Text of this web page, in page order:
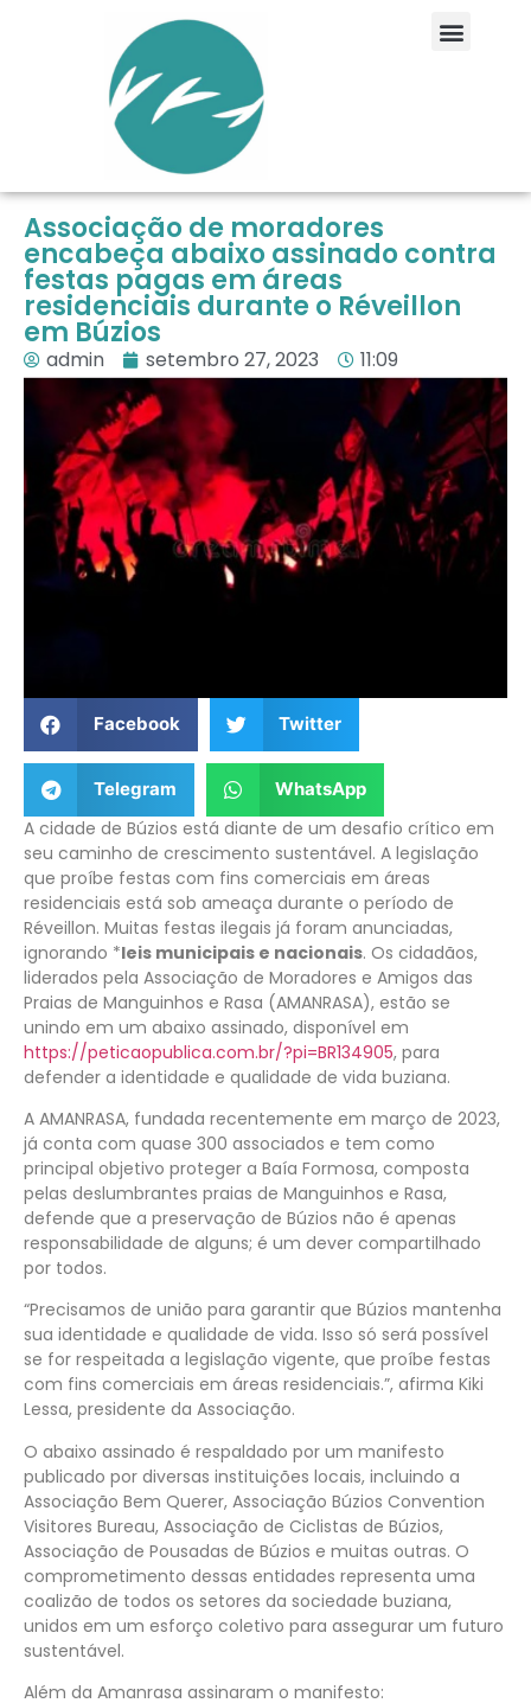
Associação de moradores
encabeça abaixo assinado contra
festas pagas em áreas
residenciais durante o Réveillon
em Búzios
admin setembro 27, 2023 11:09
Facebook Twitter
Telegram WhatsApp
A cidade de Búzios está diante de um desafio crítico em
seu caminho de crescimento sustentável. A legislação
que proíbe festas com fins comerciais em áreas
residenciais está sob ameaça durante o período de
Réveillon. Muitas festas ilegais já foram anunciadas,
ignorando *leis municipais e nacionais. Os cidadãos,
liderados pela Associação de Moradores e Amigos das
Praias de Manguinhos e Rasa (AMANRASA), estão se
unindo em um abaixo assinado, disponível em
https://peticaopublica.com.br/?pi=BR134905, para
defender a identidade e qualidade de vida buziana.
A AMANRASA, fundada recentemente em março de 2023,
já conta com quase 300 associados e tem como
principal objetivo proteger a Baía Formosa, composta
pelas deslumbrantes praias de Manguinhos e Rasa,
defende que a preservação de Búzios não é apenas
responsabilidade de alguns; é um dever compartilhado
por todos.
“Precisamos de união para garantir que Búzios mantenha
sua identidade e qualidade de vida. Isso só será possível
se for respeitada a legislação vigente, que proíbe festas
com fins comerciais em áreas residenciais.”, afirma Kiki
Lessa, presidente da Associação.
O abaixo assinado é respaldado por um manifesto
publicado por diversas instituições locais, incluindo a
Associação Bem Querer, Associação Búzios Convention
Visitores Bureau, Associação de Ciclistas de Búzios,
Associação de Pousadas de Búzios e muitas outras. O
comprometimento dessas entidades representa uma
coalizão de todos os setores da sociedade buziana,
unidos em um esforço coletivo para assegurar um futuro
sustentável.
Além da Amanrasa assinaram o manifesto: